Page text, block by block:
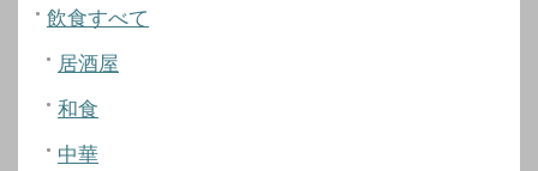
飲食すべて
居酒屋
和食
中華